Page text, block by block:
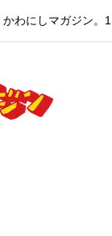
わにしマガジン。